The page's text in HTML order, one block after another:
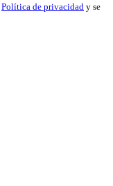
Política de privacidad y se